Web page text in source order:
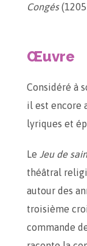
Congés(1205
Œuvre
Considéré à
il est encore
lyriques et
Le Jeu de
théâtral
autour des
troisième
commande